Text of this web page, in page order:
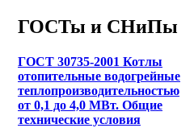
ГОСТы и СНиПы
ГОСТ 30735-2001 Котлы
отопительные водогрейные
теплопроизводительностью
от 0,1 до 4,0 МВт. Общие
технические условия